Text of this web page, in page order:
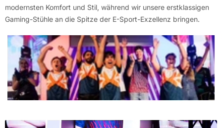
modernsten Komfort und Stil, während wir unsere erstklassigen
Gaming-Stühle an die Spitze der E-Sport-Exzellenz bringen.